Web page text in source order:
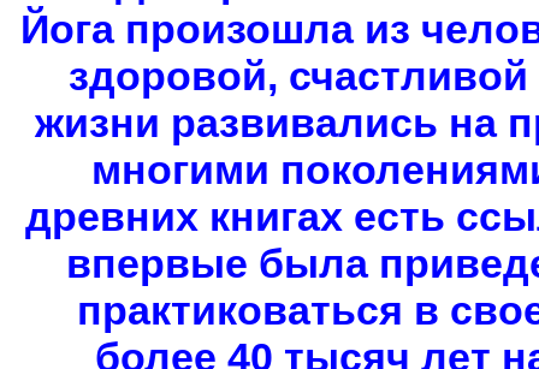
Йога произошла из
здоровой,
жизни развивались на
многими
древних книгах есть
впервые была
практиковаться в
более 40 тысяч лет